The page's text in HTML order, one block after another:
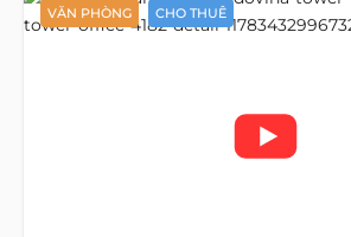
VĂN PHÒNG CHO THUÊ